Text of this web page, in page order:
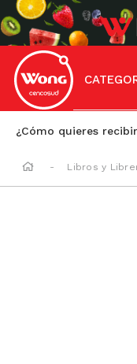
¿Cómo quieres
Libros y